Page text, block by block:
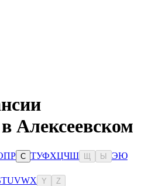
Алексеевском
ПР С ТУФХЦЧШ Ы ЭЮ
TUVWX Y Z